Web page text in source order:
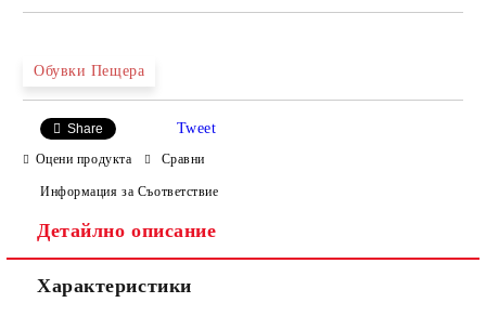
Ние ще се свържем с вас в рамките на работния ден.
Обувки Пещера
Share Tweet
Оцени продукта Сравни
Информация за Съответствие
Детайлно описание
Характеристики